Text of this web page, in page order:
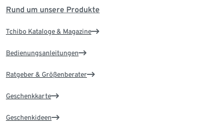
Rund um unsere Produkte
Tchibo Kataloge & Magazine
Bedienungsanleitungen
Ratgeber & Größenberater
Geschenkkarte
Geschenkideen